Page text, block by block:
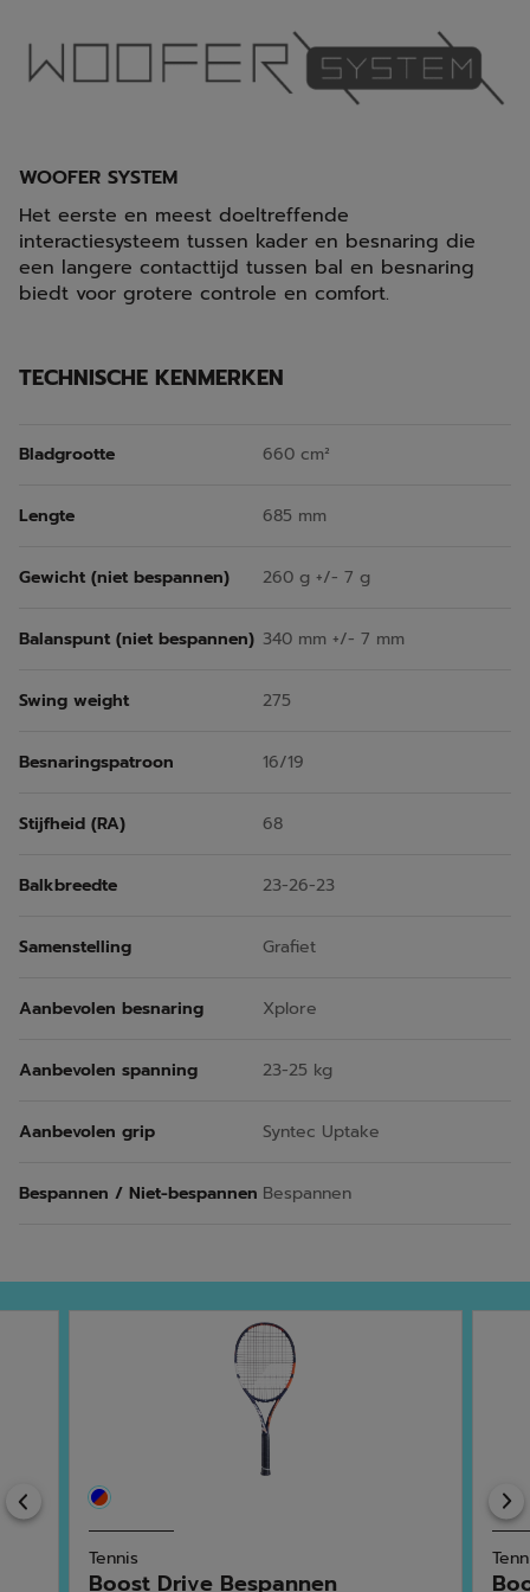
WOOFER SYSTEM
Het eerste en meest doeltreffende
interactiesysteem tussen kader en besnaring die
een langere contacttijd tussen bal en besnaring
biedt voor grotere controle en comfort.
TECHNISCHE KENMERKEN
Bladgrootte 660 cm²
Lengte 685 mm
Gewicht (niet bespannen) 260 g +/- 7 g
Balanspunt (niet bespannen) 340 mm +/- 7 mm
Swing weight 275
Besnaringspatroon 16/19
Stijfheid (RA) 68
Balkbreedte 23-26-23
Samenstelling Grafiet
Aanbevolen besnaring Xplore
Aanbevolen spanning 23-25 kg
Aanbevolen grip Syntec Uptake
Bespannen / Niet-bespannen Bespannen
Previous
Tennis
Boost Drive Bespannen